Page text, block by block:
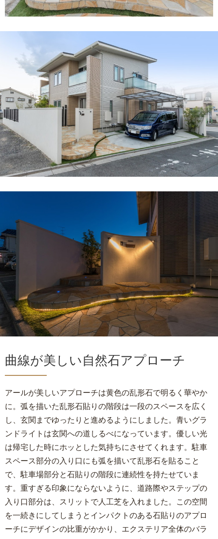
曲線が美しい自然石アプローチ
アールが美しいアプローチは黄色の乱形石で明るく華やか
に。弧を描いた乱形石貼りの階段は一段のスペースを広く
し、玄関までゆったりと進めるようにしました。青いグラ
ンドライトは玄関への道しるべになっています。優しい光
は帰宅した時にホッとした気持ちにさせてくれます。駐車
スペース部分の入り口にも弧を描いて乱形石を貼ること
で、駐車場部分と石貼りの階段に連続性を持たせていま
す。重すぎる印象にならないように、道路際やステップの
入り口部分は、スリットで人工芝を入れました。この空間
を一続きにしてしまうとインパクトのある石貼りのアプロ
ーチにデザインの比重がかかり、エクステリア全体のバラ